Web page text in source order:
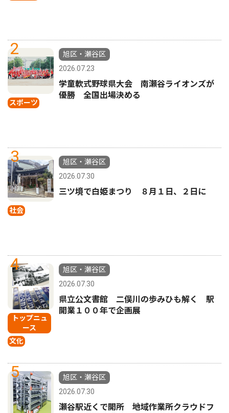
2
スポーツ
旭区・瀬谷区
2026.07.23
学童軟式野球県大会 南瀬谷ライオンズが
優勝 全国出場決める
3
社会
旭区・瀬谷区
2026.07.30
三ツ境で白姫まつり ８月１日、２日に
4
トップニュ
ース
文化
旭区・瀬谷区
2026.07.30
県立公文書館 二俣川の歩みひも解く 駅
開業１００年で企画展
5
旭区・瀬谷区
2026.07.30
瀬谷駅近くで開所 地域作業所クラウドフ